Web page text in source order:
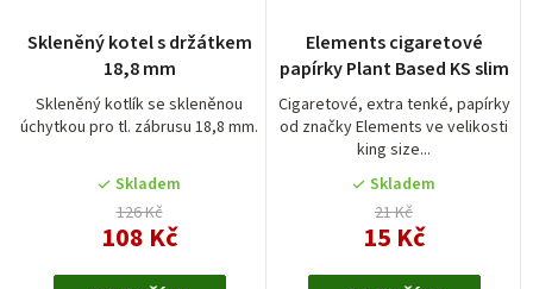
Skleněný kotel s držátkem
18,8 mm
Skleněný kotlík se skleněnou
úchytkou pro tl. zábrusu 18,8 mm.
Skladem
126 Kč
108 Kč
Elements cigaretové
papírky Plant Based KS slim
Cigaretové, extra tenké, papírky
od značky Elements ve velikosti
king size...
hodnocení
produktu
je
5,0
z
5
hvězdiček.
Skladem
21 Kč
15 Kč